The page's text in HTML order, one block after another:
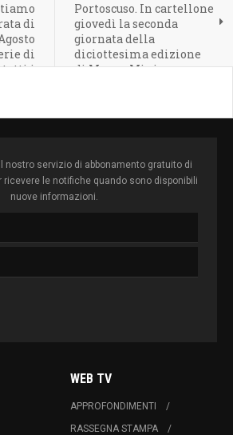
di
di
tutti i
Portoscuso. In cartellone
giovedì la seconda
giornata della
diciottesima edizione
di Mare e Miniere.
nostro servizio di abbonamento gratuito di
ricevere le notifiche quando sono disponibili
nuove informazioni.
WEB TV
APPROFONDIMENTI
RASSEGNA STAMPA